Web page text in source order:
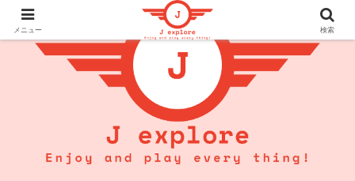
メニュー 検索